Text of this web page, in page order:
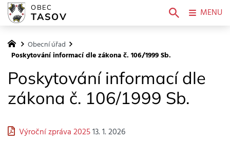
Obecní úřad
Poskytování informací dle zákona č. 106/1999 Sb.
Poskytování informací dle
zákona č. 106/1999 Sb.
Výroční zpráva 202513. 1. 2026
OBEC
TASOV MENU